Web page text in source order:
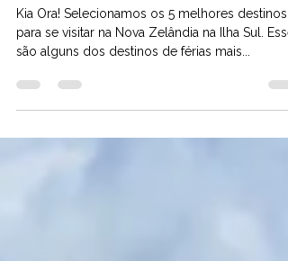
curtir o verão na ilha sul
Kia Ora! Selecionamos os 5 melhores destinos
são alguns dos destinos de férias mais...